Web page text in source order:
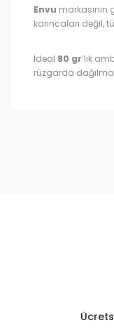
Envu
karıncaları değil,
İdeal 80 gr’lık
rüzgarda